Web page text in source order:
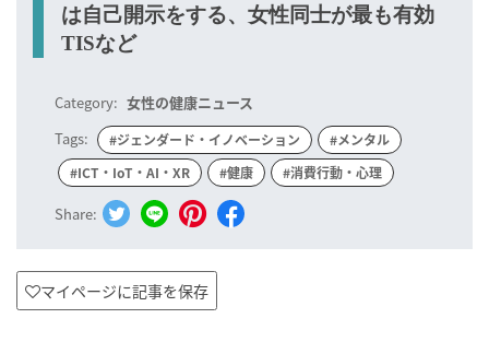
は自己開示をする、女性同士が最も有効
TISなど
Category: 女性の健康ニュース
Tags:
#ジェンダード・イノベーション
#メンタル
#ICT・IoT・AI・XR
#健康 #消費行動・心理
Share:
マイページに記事を保存